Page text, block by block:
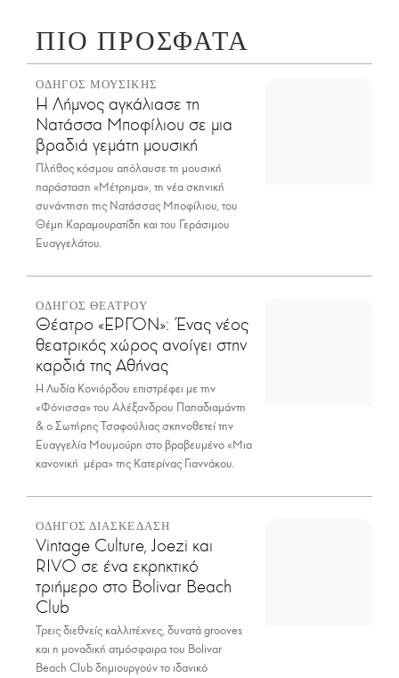
ΠΙΟ ΠΡΟΣΦΑΤΑ
ΟΔΗΓΟΣ ΜΟΥΣΙΚΗΣ
Η Λήμνος αγκάλιασε τη
Νατάσσα Μποφίλιου σε μια
βραδιά γεμάτη μουσική
Πλήθος κόσμου απόλαυσε τη μουσική
παράσταση «Μέτρημα», τη νέα σκηνική
συνάντηση της Νατάσσας Μποφίλιου, του
Θέμη Καραμουρατίδη και του Γεράσιμου
Ευαγγελάτου.
ΟΔΗΓΟΣ ΘΕΑΤΡΟΥ
Θέατρο «ΕΡΓΟΝ»: Ένας νέος
θεατρικός χώρος ανοίγει στην
καρδιά της Αθήνας
Η Λυδία Κονιόρδου επιστρέφει με την
«Φόνισσα» του Αλέξανδρου Παπαδιαμάντη
& ο Σωτήρης Τσαφούλιας σκηνοθετεί την
Ευαγγελία Μουμούρη στο βραβευμένο «Μια
κανονική μέρα» της Κατερίνας Γιαννάκου.
ΟΔΗΓΟΣ ΔΙΑΣΚΕΔΑΣΗ
Vintage Culture, Joezi και
RIVO σε ένα εκρηκτικό
τριήμερο στο Bolivar Beach
Club
Τρεις διεθνείς καλλιτέχνες, δυνατά grooves
και η μοναδική ατμόσφαιρα του Bolivar
Beach Club δημιουργούν το ιδανικό